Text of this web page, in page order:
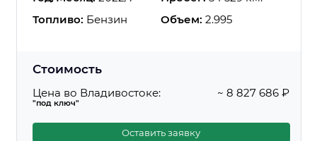
Топливо: Бензин Объем: 2.995
Стоимость
Цена во Владивостоке:
"под ключ"
~ 8 827 686 ₽
Оставить заявку